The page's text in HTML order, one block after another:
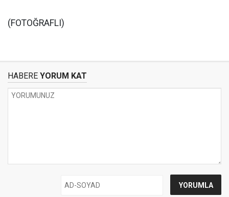
(FOTOĞRAFLI)
HABERE YORUM KAT